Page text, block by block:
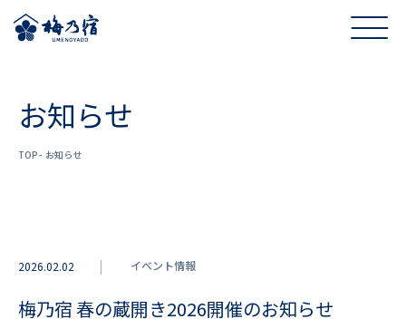
お知らせ
TOP お知らせ
2026.02.02 イベント情報
梅乃宿 春の蔵開き2026開催のお知らせ